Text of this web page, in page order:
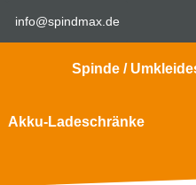
info@spindmax.de
Spinde /
Akku-Ladeschränke